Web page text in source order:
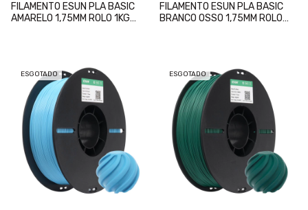
FILAMENTO ESUN PLA BASIC
AMARELO 1,75MM ROLO 1KG
FILAMENTO ESUN PLA BASIC
BRANCO OSSO 1,75MM ROLO
ESGOTADO ESGOTADO